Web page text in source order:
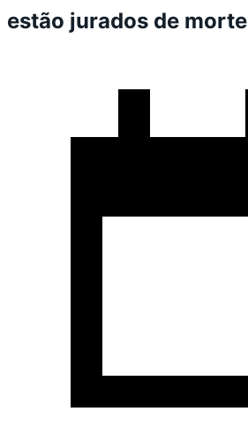
estão jurados de morte